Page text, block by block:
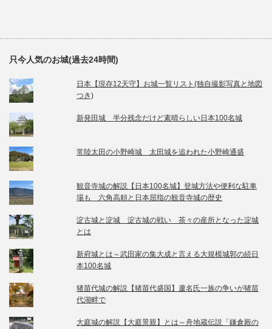
只今人気のお城(過去24時間)
日本【現存12天守】お城一覧リスト(独自撮影写真と地図
つき)
新発田城 半分残念だけど素晴らしい日本100名城
常陸太田の小野崎城 太田城を追われた小野崎通盛
観音寺城の解説【日本100名城】登城方法や便利な駐車
場も 六角高頼と日本屈指の観音寺城の歴史
淀古城と淀城 淀古城の戦い 茶々の産所となった淀城
とは
新府城とは～武田家の集大成と言える大規模城郭の続日
本100名城
猪苗代城の解説【猪苗代盛国】蘆名氏一族の争いが猪苗
代湖畔で
大庭城の解説【大庭景親】とは～舟地蔵伝説「鎌倉殿の